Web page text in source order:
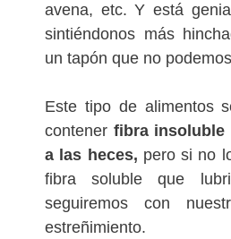
avena, etc. Y está
sintiéndonos más
un tapón que no
Este tipo de alimentos
contener fibra insoluble
a las heces, pero si no
fibra soluble que
seguiremos con
estreñimiento.